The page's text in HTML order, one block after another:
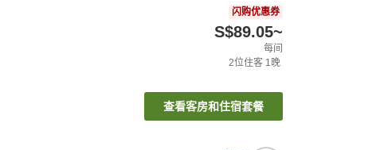
闪购优惠券
S$89.05~
每间
2位住客 1晚
查看客房和住宿套餐